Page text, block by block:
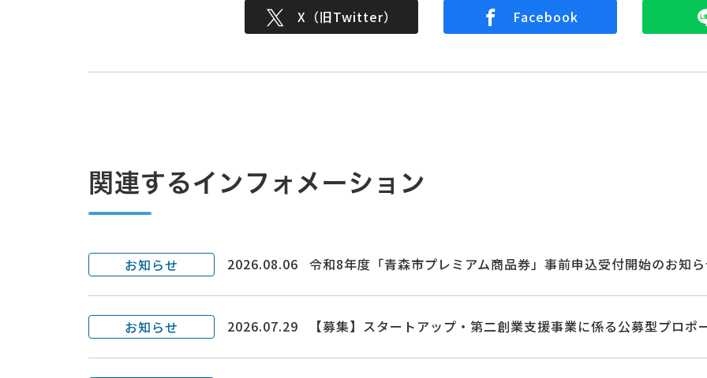
X（旧Twitter） Facebook
関連するインフォメーション
お知らせ 2026.08.06 令和8年度「青森市プレミアム商品券」事前申込受付開始のお知
お知らせ 2026.07.29 【募集】スタートアップ・第二創業支援事業に係る公募型プロ